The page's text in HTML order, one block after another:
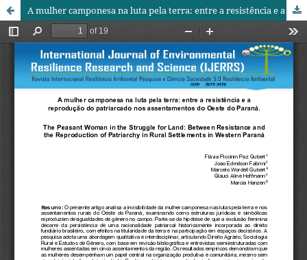
A mulher camponesa na luta pela terra: entre a resistência e a reprodução do patriarcado nos assentamentos do Oeste do Paraná